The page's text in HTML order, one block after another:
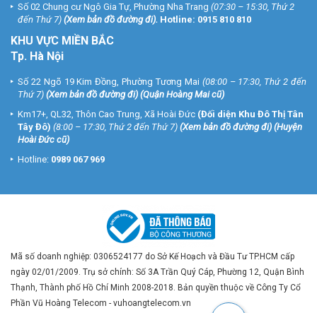
Số 02 Chung cư Ngô Gia Tự, Phường Nha Trang (07:30 – 15:30, Thứ 2
đến Thứ 7) (Xem bản đồ đường đi). Hotline: 0915 810 810
KHU VỰC MIỀN BẮC
Tp. Hà Nội
Số 22 Ngõ 19 Kim Đồng, Phường Tương Mai (08:00 – 17:30, Thứ 2 đến
Thứ 7) (Xem bản đồ đường đi) (Quận Hoàng Mai cũ)
Km17+, QL32, Thôn Cao Trung, Xã Hoài Đức (Đối diện Khu Đô Thị Tân
Tây Đô) (8:00 – 17:30, Thứ 2 đến Thứ 7) (Xem bản đồ đường đi) (Huyện
Hoài Đức cũ)
Hotline: 0989 067 969
Mã số doanh nghiệp: 0306524177 do Sở Kế Hoạch và Đầu Tư TP.HCM cấp
ngày 02/01/2009. Trụ sở chính: Số 3A Trần Quý Cáp, Phường 12, Quận Bình
Thạnh, Thành phố Hồ Chí Minh 2008-2018. Bản quyền thuộc về Công Ty Cổ
Phần Vũ Hoàng Telecom - vuhoangtelecom.vn